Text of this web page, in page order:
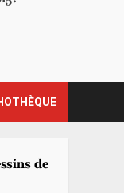
de